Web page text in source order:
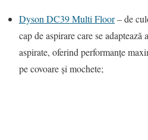
Dyson DC39 Multi Floor– de
cap de aspirare care se
aspirate, oferind performanţe
pe covoare şi mochete;